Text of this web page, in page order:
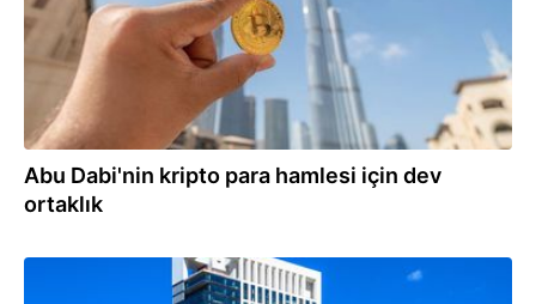
Abu Dabi'nin kripto para hamlesi için dev
ortaklık